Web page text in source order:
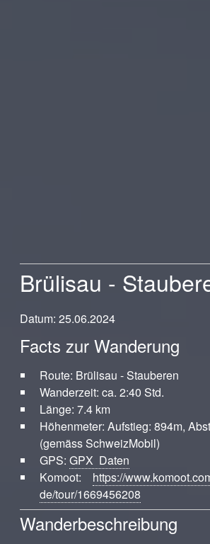
Brülisau -
Datum: 25.06.2024
Facts zur Wanderung
Route: Brülisau - Stauberen
Wanderzeit: ca. 2:40 Std.
Länge: 7.4 km
Höhenmeter: Aufstieg: 894m,
(gemäss SchweizMobil)
GPS: GPX Daten
Komoot: https://
de/tour/1669456208
Wanderbeschreibung